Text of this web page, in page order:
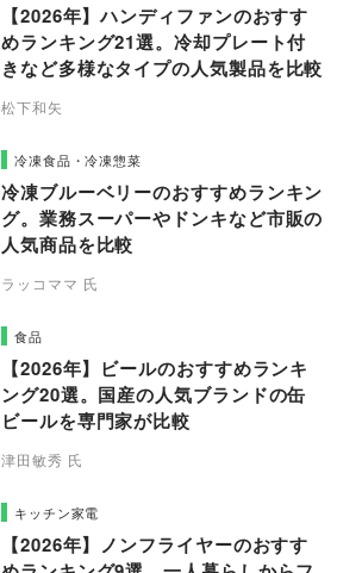
【2026年】ハンディファンのおすす
めランキング21選。冷却プレート付
きなど多様なタイプの人気製品を比較
松下和矢
冷凍食品・冷凍惣菜
冷凍ブルーベリーのおすすめランキン
グ。業務スーパーやドンキなど市販の
人気商品を比較
ラッコママ 氏
食品
【2026年】ビールのおすすめランキ
ング20選。国産の人気ブランドの缶
ビールを専門家が比較
津田敏秀 氏
キッチン家電
【2026年】ノンフライヤーのおすす